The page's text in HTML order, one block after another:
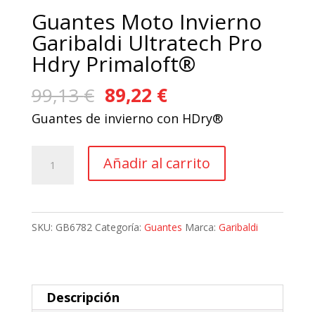
Guantes Moto Invierno
Garibaldi Ultratech Pro
Hdry Primaloft®
99,13€ El
precio
era:
99,13 €.
89,22 €El
precio
es:
89,22 €.
Guantes de invierno con HDry®
Hdry
Primaloft®
Añadir al carrito
SKU: GB6782 Categoría: Guantes Marca: Garibaldi
Descripción